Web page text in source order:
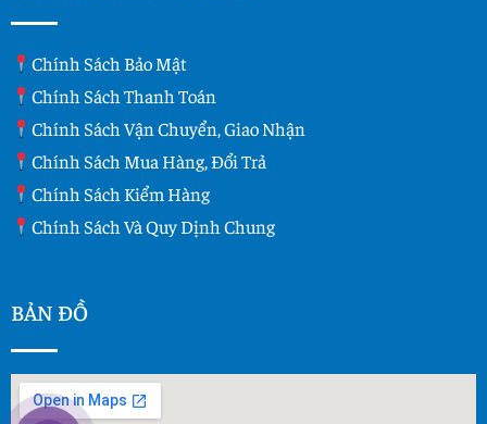
Chính Sách Bảo Mật
Chính Sách Thanh Toán
Chính Sách Vận Chuyển, Giao Nhận
Chính Sách Mua Hàng, Đổi Trả
Chính Sách Kiểm Hàng
Chính Sách Và Quy Dịnh Chung
BẢN ĐỒ